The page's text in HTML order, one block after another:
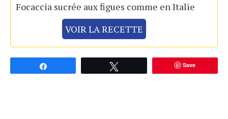
Focaccia sucrée aux figues comme en Italie
VOIR LA RECETTE
Save